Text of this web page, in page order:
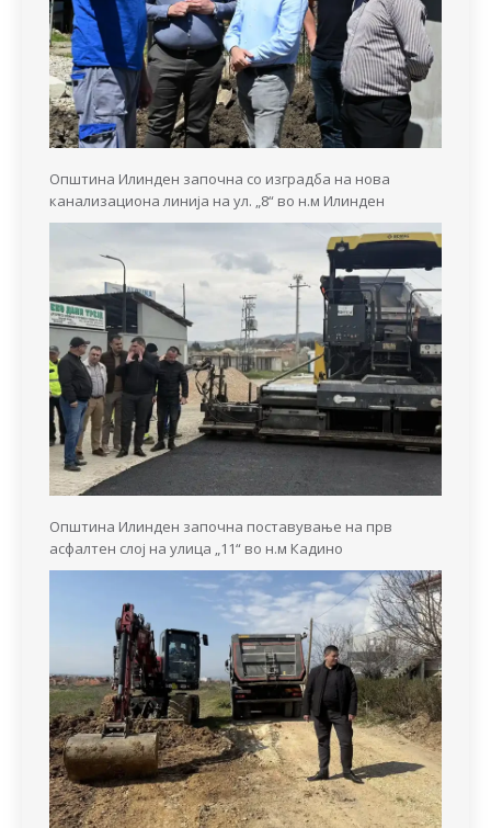
Општина Илинден започна со изградба на нова
канализациона линија на ул. „8“ во н.м Илинден
Општина Илинден започна поставување на прв
асфалтен слој на улица „11“ во н.м Кадино